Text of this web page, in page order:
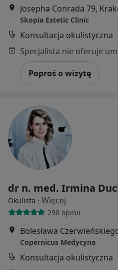
Josepha Conrada 79,
Skopia Estetic Clinic
Konsultacja okulistyczna
Poproś o wizytę
dr n. med. Irmina
Okulista · Więcej
298 opinii
Bolesława
Copernicus Medycyna
Konsultacja okulistyczna